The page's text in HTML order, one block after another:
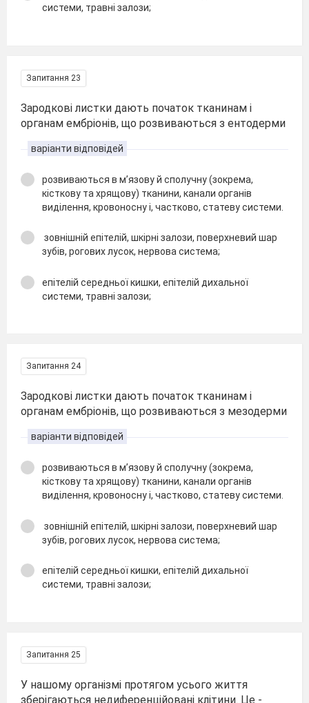
системи, травні залози;
Запитання 23
Зародкові листки дають початок тканинам і
органам ембріонів, що розвиваються з ентодерми
варіанти відповідей
розвиваються в м’язову й сполучну (зокрема,
кісткову та хрящову) тканини, канали органів
виділення, кровоносну і, частково, статеву системи.
зовнішній епітелій, шкірні залози, поверхневий шар
зубів, рогових лусок, нервова система;
епітелій середньої кишки, епітелій дихальної
системи, травні залози;
Запитання 24
Зародкові листки дають початок тканинам і
органам ембріонів, що розвиваються з мезодерми
варіанти відповідей
розвиваються в м’язову й сполучну (зокрема,
кісткову та хрящову) тканини, канали органів
виділення, кровоносну і, частково, статеву системи.
зовнішній епітелій, шкірні залози, поверхневий шар
зубів, рогових лусок, нервова система;
епітелій середньої кишки, епітелій дихальної
системи, травні залози;
Запитання 25
У нашому організмі протягом усього життя
зберігаються недиференційовані клітини. Це -